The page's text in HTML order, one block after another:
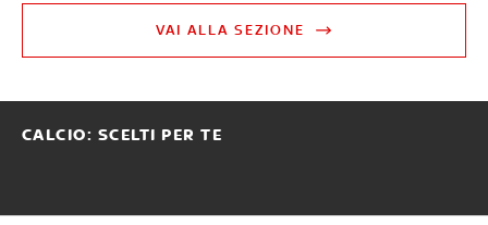
VAI ALLA SEZIONE
CALCIO: SCELTI PER TE